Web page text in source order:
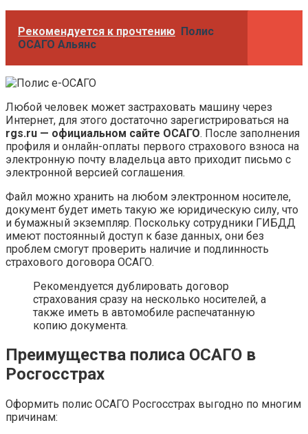
Рекомендуется к прочтению Полис
ОСАГО Альянс
Любой человек может застраховать машину через
Интернет, для этого достаточно зарегистрироваться на
rgs.ru — официальном сайте ОСАГО. После заполнения
профиля и онлайн-оплаты первого страхового взноса на
электронную почту владельца авто приходит письмо с
электронной версией соглашения.
Файл можно хранить на любом электронном носителе,
документ будет иметь такую же юридическую силу, что
и бумажный экземпляр. Поскольку сотрудники ГИБДД
имеют постоянный доступ к базе данных, они без
проблем смогут проверить наличие и подлинность
страхового договора ОСАГО.
Рекомендуется дублировать договор
страхования сразу на несколько носителей, а
также иметь в автомобиле распечатанную
копию документа.
Преимущества полиса ОСАГО в
Росгосстрах
Оформить полис ОСАГО Росгосстрах выгодно по многим
причинам: